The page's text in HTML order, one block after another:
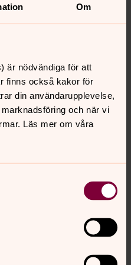
Om
är nödvändiga för att
finns också kakor för
din användarupplevelse,
och när vi
Läs mer om våra
högtid
vänner.
fest!
som ska döpas eller
livet – hur det än är,
boka doptid direkt på
Nya kompisar. Nya åsikter
livet och utmaningarna,
dig själv och världen.